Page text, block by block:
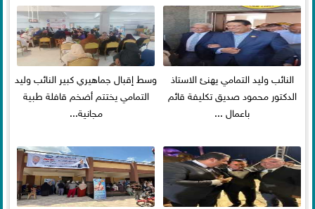
النائب وليد التمامي يهنئ الاستاذ
الدكتور محمود صديق تكليفة قائم
باعمال ...
وسط إقبال جماهيري كبير النائب وليد
التمامي يختتم أضخم قافلة طبية
مجانية...